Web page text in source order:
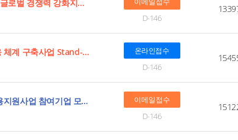
[경남ㆍ부산ㆍ울산ㆍ전남] 2026년 중소조선 함정MRO 글로벌 경쟁력 강화지원사업 함정MRO 전문인력양성 참여기업 모집 공고
D-146
경영 [전북] 2026년 상반기 중소기업 밀집지역 위기대응 체계 구축사업 Stand-up 맞춤지원 모집 공고 온라인접수
D-146
인력 [울산] 2026년 자동차 부품업종 안전관리 인력 고용지원사업 참여기업 모집 공고(지역ㆍ산업맞춤형 일자리지원 사업(자율계정)) 이메일접수
D-146